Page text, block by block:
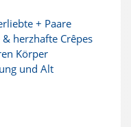
+ Paare
herzhafte Crêpes
Körper
und Alt